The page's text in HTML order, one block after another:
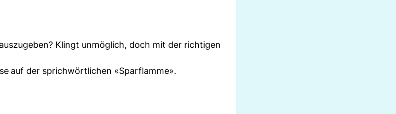
Klingt unmöglich, doch mit der richtigen
auf der sprichwörtlichen «Sparflamme».